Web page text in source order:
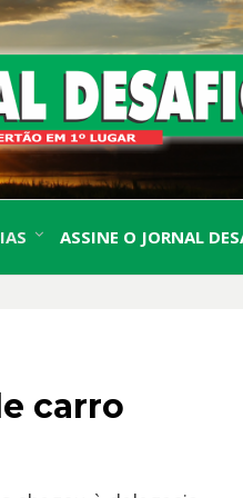
O Sertão em 1º Lugar
ASSINE O JORNAL
carro